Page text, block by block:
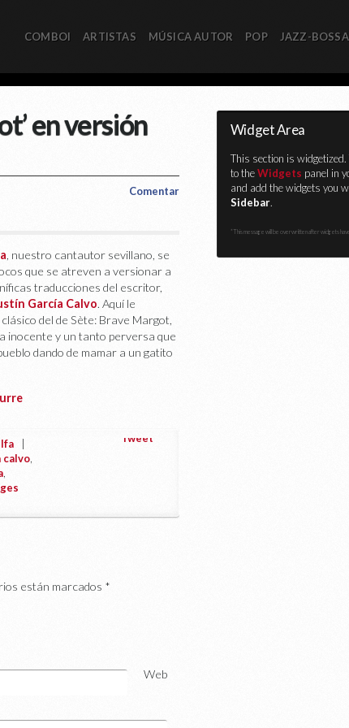
COMBOI ARTISTAS MÚSICA AUTOR POP JAZZ-BOSSA
en versión
Comentar
, nuestro cantautor sevillano, se
que se atreven a versionar a
traducciones del escritor,
García Calvo. Aquí le
del de Sète: Brave Margot,
inocente y un tanto perversa que
dando de mamar a un gatito
|
calvo,
,
Tweet
están marcados *
Web
Widget Area
This section is widgetized.
to theWidgets panel in
and add the widgets you
Sidebar.
*This message will be overwritten after widgets